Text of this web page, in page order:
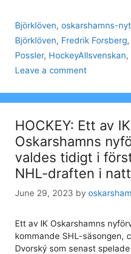
Categories
Björklöven, oskarshamns-
Tags
Björklöven, Fredrik Forsberg,
Possler, HockeyAllsvenskan,
Leave a comment
HOCKEY: Ett av IK
Oskarshamns
valdes tidigt i
NHL-draften i natt
June 29, 2023 by
Ett av IK Oskarshamns
kommande SHL-säsongen,
Dvorský som senast spelade